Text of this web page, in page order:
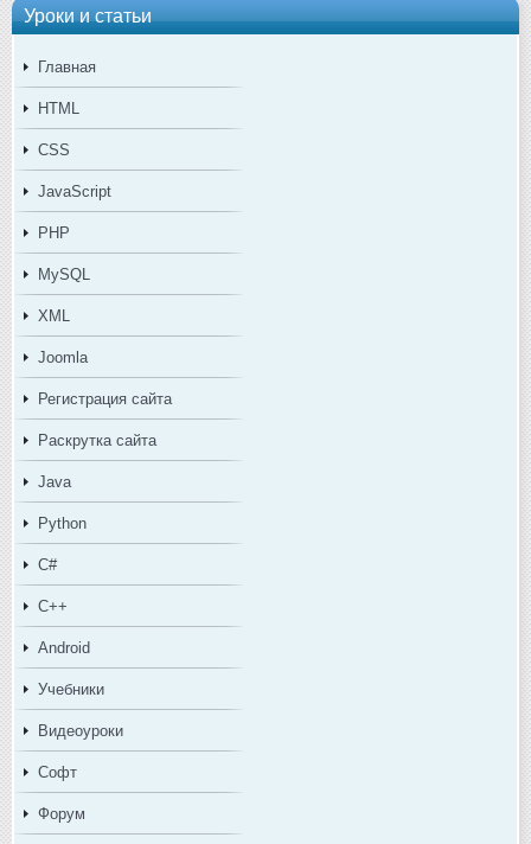
Уроки и статьи
Главная
HTML
CSS
JavaScript
PHP
MySQL
XML
Joomla
Регистрация сайта
Раскрутка сайта
Java
Python
C#
C++
Android
Учебники
Видеоуроки
Софт
Форум